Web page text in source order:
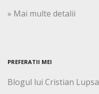
» Mai multe detalii
PREFERATII MEI
Blogul lui Cristian Lupsa